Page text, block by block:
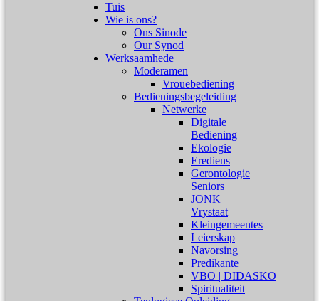
Tuis
Wie is ons?
Ons Sinode
Our Synod
Werksaamhede
Moderamen
Vrouebediening
Bedieningsbegeleiding
Netwerke
Digitale
Bediening
Ekologie
Erediens
Gerontologie
Seniors
JONK
Vrystaat
Kleingemeentes
Leierskap
Navorsing
Predikante
VBO | DIDASKO
Spiritualiteit